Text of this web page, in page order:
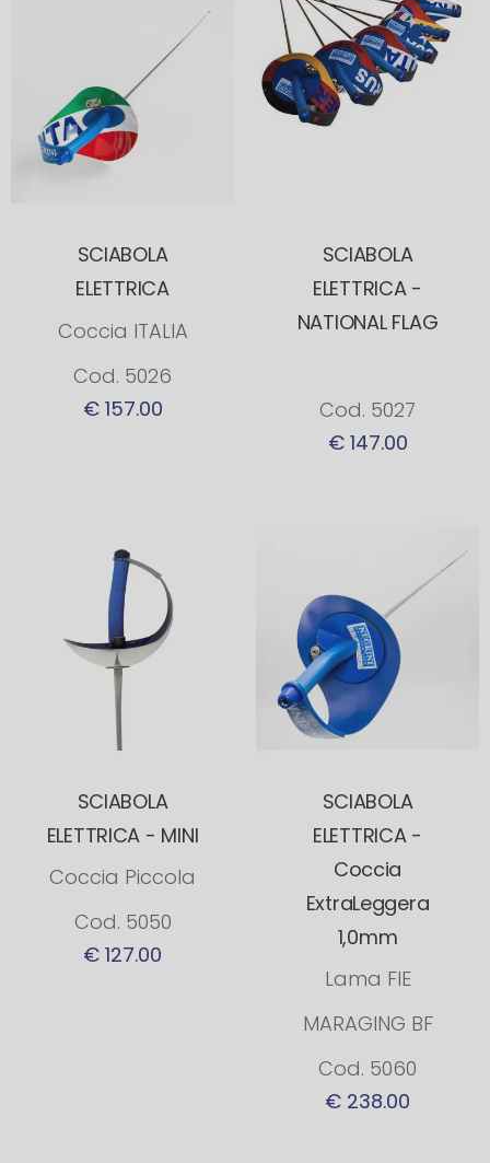
SCIABOLA
ELETTRICA
Coccia ITALIA
Cod. 5026
€ 157.00
SCIABOLA
ELETTRICA -
NATIONAL FLAG
Cod. 5027
€ 147.00
SCIABOLA
ELETTRICA - MINI
Coccia Piccola
Cod. 5050
€ 127.00
SCIABOLA
ELETTRICA -
Coccia
ExtraLeggera
1,0mm
Lama FIE
MARAGING BF
Cod. 5060
€ 238.00